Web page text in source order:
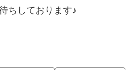
ちしております♪